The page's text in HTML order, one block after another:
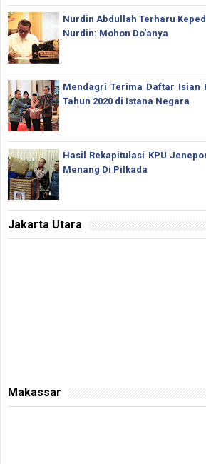
Nurdin Abdullah Terharu
Nurdin: Mohon Do'anya
Mendagri Terima Daftar Isian
Tahun 2020 di Istana Negara
Hasil Rekapitulasi KPU
Menang Di Pilkada
Jakarta Utara
Makassar